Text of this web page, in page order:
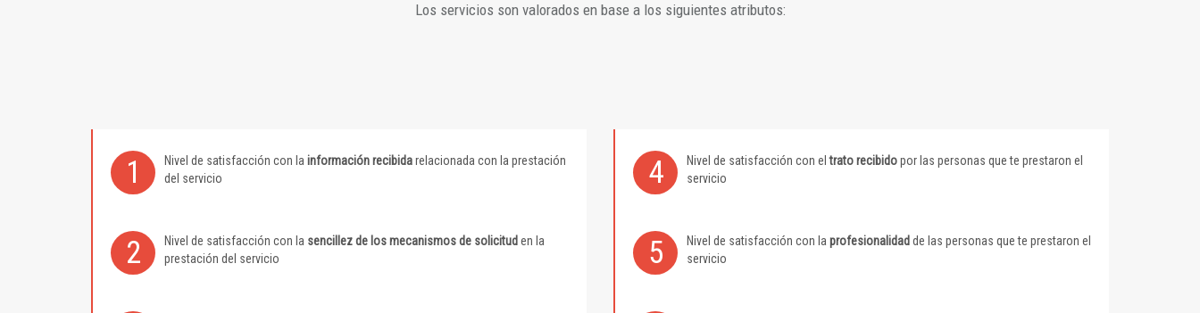
Los servicios son valorados en base a los siguientes atributos:
1 Nivel de satisfacción con la información recibidarelacionada con la prestación
del servicio
4 Nivel de satisfacción con eltrato recibidopor las personas que te prestaron el
servicio
2 Nivel de satisfacción con la sencillez de los mecanismos de solicitud en la
prestación del servicio
5 Nivel de satisfacción con la profesionalidad de las personas que te prestaron el
servicio